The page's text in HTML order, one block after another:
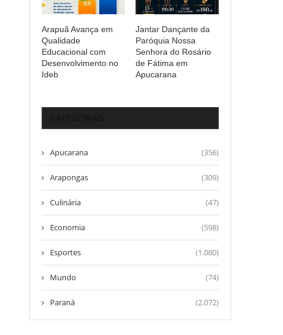
Arapuã Avança em
Qualidade
Educacional com
Desenvolvimento no
Ideb
Jantar Dançante da
Paróquia Nossa
Senhora do Rosário
de Fátima em
Apucarana
Apucarana (356)
Arapongas (309)
Culinária (47)
Economia (598)
Esportes (1.080)
Mundo (74)
Paraná (2.072)